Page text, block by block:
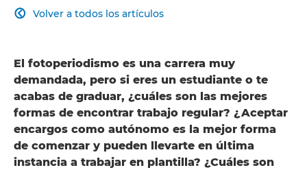
Volver a todos los artículos

El fotoperiodismo es una carrera muy
demandada, pero si eres un estudiante o te
acabas de graduar, ¿cuáles son las mejores
formas de encontrar trabajo regular? ¿Aceptar
encargos como autónomo es la mejor forma
de comenzar y pueden llevarte en última
instancia a trabajar en plantilla? ¿Cuáles son